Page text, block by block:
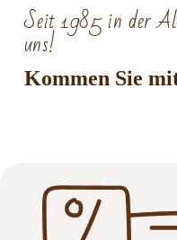
Seit 1985 in der
uns!
Kommen Sie